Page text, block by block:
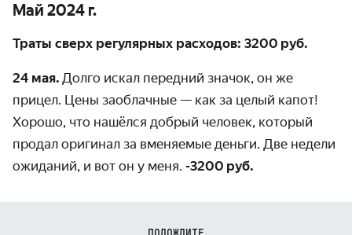
Май 2024 г.
Траты сверх регулярных расходов: 3200 руб.
24 мая. Долго искал передний значок, он же
прицел. Цены заоблачные — как за целый капот!
Хорошо, что нашёлся добрый человек, который
продал оригинал за вменяемые деньги. Две недели
ожиданий, и вот он у меня. -3200 руб.